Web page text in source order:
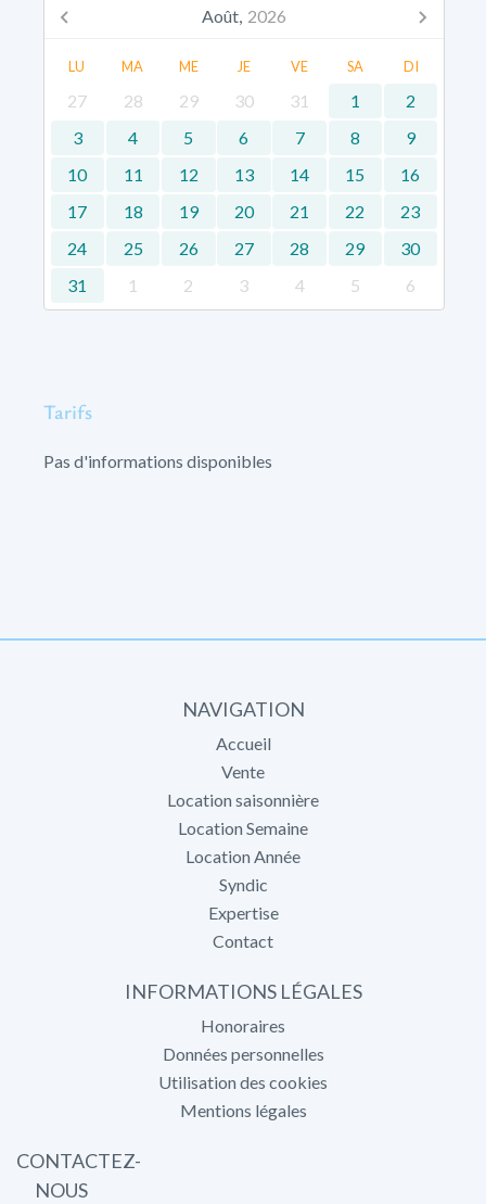
Août, 2026
LU MA ME JE VE SA DI
27 28 29 30 31 1
2
3
4 5 6 7 8
9
10
11 12 13 14 15
16
17
18 19 20 21 22
23
24
25 26 27 28 29
30
31
1 2 3 4 5 6
Tarifs
Pas d'informations disponibles
NAVIGATION
Accueil
Vente
Location saisonnière
Location Semaine
Location Année
Syndic
Expertise
Contact
INFORMATIONS LÉGALES
Honoraires
Données personnelles
Utilisation des cookies
Mentions légales
CONTACTEZ-
NOUS